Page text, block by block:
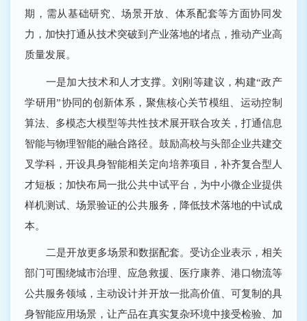
期，需从基础研究、场景开放、体系配套等方面协同发
力，加快打通从技术突破到产业落地的堵点，推动产业高
质量发展。
一是加大技术和人才支撑。刘刚等建议，构建“政产
学研用”协同的创新体系，聚焦核心关节模组、运动控制
算法、多模态大模型等共性技术展开联合攻关，打通信息
智能与物理智能的融合路径。鼓励高校与头部企业共建交
叉学科，开设具身智能相关定向培养项目，补齐复合型人
才短板；加快布局一批公共中试平台，为中小微企业提供
样机测试、场景验证的公共服务，降低技术落地的中试成
本。
二是开放更多场景和数据配套。受访企业表示，相关
部门可围绕城市治理、应急救援、医疗康养、港口物流等
公共服务领域，主动设计并开放一批高价值、可复制的具
身智能应用场景，让产品在真实复杂环境中接受检验、加